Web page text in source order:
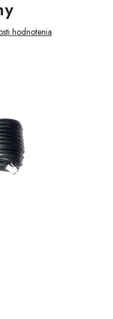
hodnotenia